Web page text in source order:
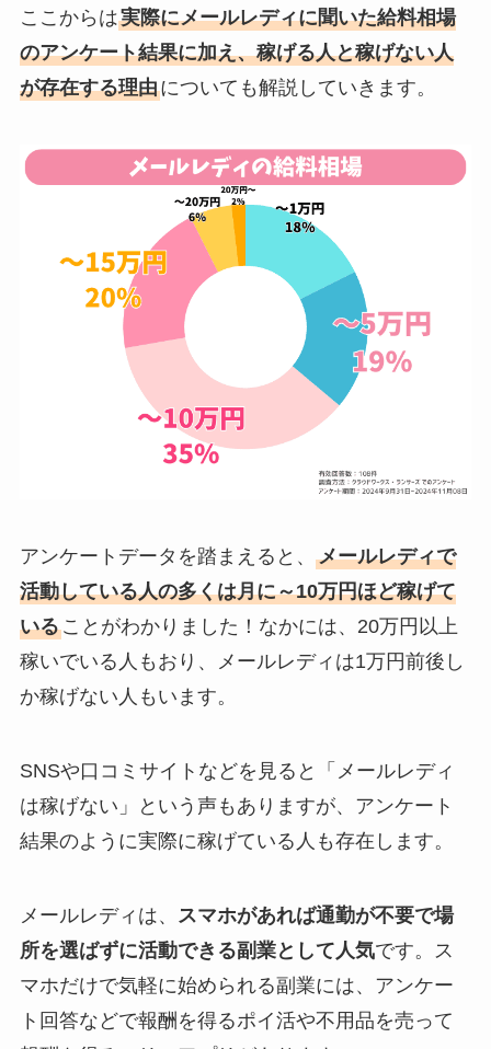
ここからは実際にメールレディに聞いた給料相場
のアンケート結果に加え、稼げる人と稼げない人
が存在する理由についても解説していきます。
アンケートデータを踏まえると、 メールレディで
活動している人の多くは月に～10万円ほど稼げて
いることがわかりました！なかには、20万円以上
稼いでいる人もおり、メールレディは1万円前後し
か稼げない人もいます。
SNSや口コミサイトなどを見ると「メールレディ
は稼げない」という声もありますが、アンケート
結果のように実際に稼げている人も存在します。
メールレディは、
スマホがあれば通勤が不要で場
所を選ばずに活動できる副業として人気です。ス
マホだけで気軽に始められる副業には、アンケー
ト回答などで報酬を得るポイ活や不用品を売って